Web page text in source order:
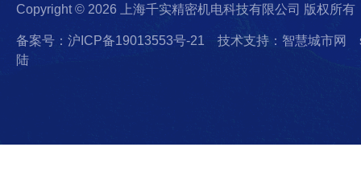
Copyright © 2026 上海千实精密机电科技有限公司 版权所有
备案号：沪ICP备19013553号-21 技术支持：智慧城市网
陆